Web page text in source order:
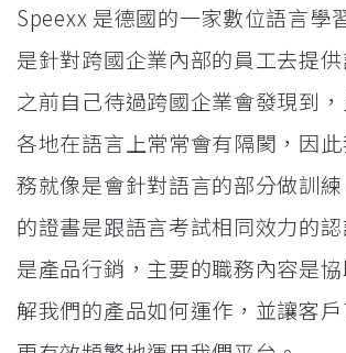
Speexx 是德國的一家數位語言學
是針對跨國企業內部的員工去提
之前自己待過跨國企業會發現到
各地在語言上常常會有隔閡，因
務就像是會針對語言的部分做訓
的證書是跟語言考試相同效力的
是產品行銷，主要的職務內容是
解我們的產品如何運作，並讓客